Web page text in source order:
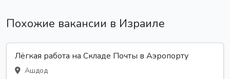
Похожие вакансии в Израиле
Лёгкая работа на Складе Почты в Аэропорту
Ашдод